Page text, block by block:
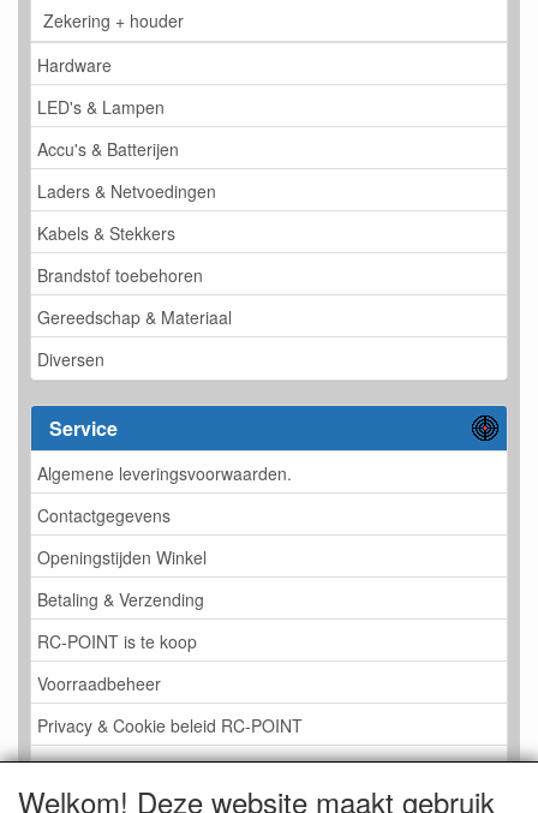
Zekering + houder
Hardware
LED's & Lampen
Accu's & Batterijen
Laders & Netvoedingen
Kabels & Stekkers
Brandstof toebehoren
Gereedschap & Materiaal
Diversen
Service
Algemene leveringsvoorwaarden.
Contactgegevens
Openingstijden Winkel
Betaling & Verzending
RC-POINT is te koop
Voorraadbeheer
Privacy & Cookie beleid RC-POINT
LINK PAGINA
Welkom! Deze website maakt gebruik